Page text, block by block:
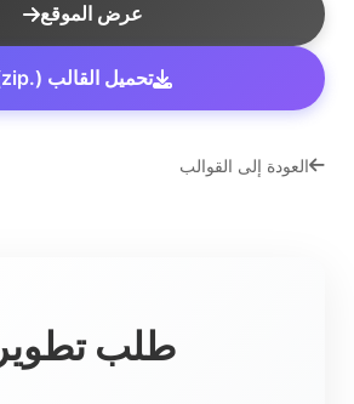
عرض الموقع
تحميل القالب (.zip)
العودة إلى القوالب
طلب تطوير